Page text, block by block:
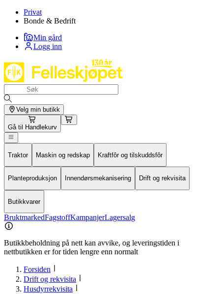
Privat
Bonde & Bedrift
Min gård
Logg inn
Velg min butikk
Gå til Handlekurv
Traktor Maskin og redskap Kraftfôr og tilskuddsfôr
Planteproduksjon Innendørsmekanisering Drift og rekvisita
Butikkvarer
BruktmarkedFagstoffKampanjerLagersalg
Butikkbeholdning på nett kan avvike, og leveringstiden i
nettbutikken er for tiden lengre enn normalt
Forsiden
Drift og rekvisita
Husdyrrekvisita